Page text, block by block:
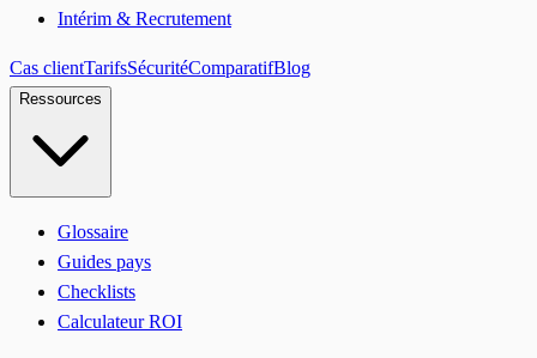
Intérim & Recrutement
Cas clientTarifsSécuritéComparatifBlog
Ressources
Glossaire
Guides pays
Checklists
Calculateur ROI